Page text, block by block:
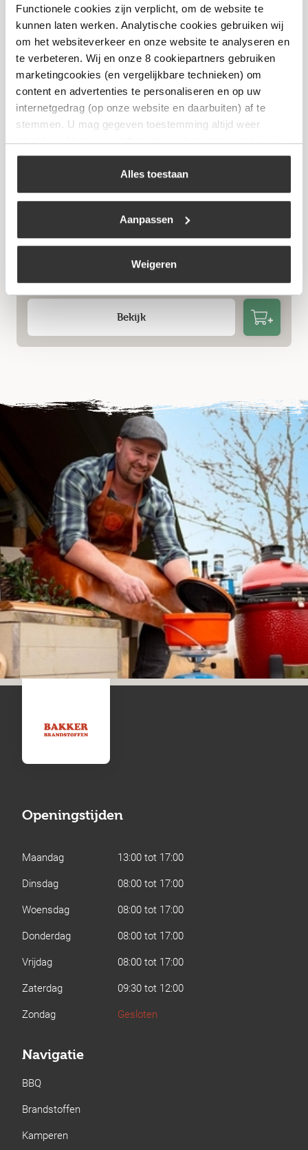
Functionele cookies zijn verplicht, om de website te
kunnen laten werken. Analytische cookies gebruiken wij
om het websiteverkeer en onze website te analyseren en
te verbeteren. Wij en onze 8 cookiepartners gebruiken
marketingcookies (en vergelijkbare technieken) om
content en advertenties te personaliseren en op uw
internetgedrag (op onze website en daarbuiten) af te
stemmen. U mag gegeven toestemming altijd weer
intrekken. Voor meer informatie en het aanpassen van
uw keuze op onze website verwijzen wij u naar ons
Alles toestaan
Aanpassen
Weigeren
Aanmaakkrullen 1000gr
€10,99
Bekijk
Openingstijden
Maandag
13:00 tot 17:00
Dinsdag
08:00 tot 17:00
Woensdag
08:00 tot 17:00
Donderdag
08:00 tot 17:00
Vrijdag
08:00 tot 17:00
Zaterdag
09:30 tot 12:00
Zondag
Gesloten
Navigatie
BBQ
Brandstoffen
Kamperen